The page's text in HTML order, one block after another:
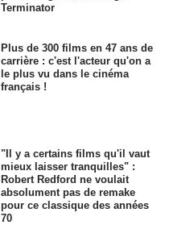
Terminator
Plus de 300 films en 47 ans de
carrière : c'est l'acteur qu'on a
le plus vu dans le cinéma
français !
"Il y a certains films qu'il vaut
mieux laisser tranquilles" :
Robert Redford ne voulait
absolument pas de remake
pour ce classique des années
70